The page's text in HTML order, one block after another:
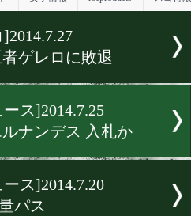
月のニュース
エット 女子情報
コ]2014.7.27
王者ゲレロに敗退
ュース]2014.7.25